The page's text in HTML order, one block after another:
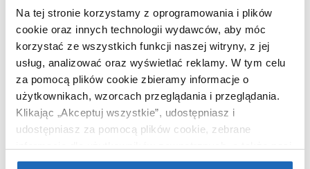
Na tej stronie korzystamy z oprogramowania i plików
cookie oraz innych technologii wydawców, aby móc
korzystać ze wszystkich funkcji naszej witryny, z jej
usług, analizować oraz wyświetlać reklamy. W tym celu
za pomocą plików cookie zbieramy informacje o
użytkownikach, wzorcach przeglądania i przeglądania.
Klikając „Akceptuj wszystkie”, udostępniasz i
udostępniasz za pomocą plików cookie, zebrane
partnerzy reklamowi.Jeśli chcesz, włącz „Tylko
Kształt
okrągłe
Rama
z ramą
Kod EAN
8710755303463
Wymiary z
opakowaniem
24 x 24 x 7 cm
Waga z opakowaniem
0,87 kg
Dane producenta
Zobacz